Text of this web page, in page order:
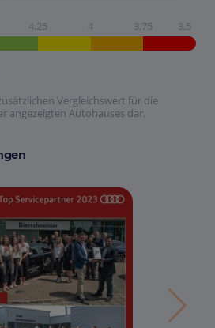
4,25 4 3,75 3,5
Vergleichswert für die
angezeigten Autohauses dar.